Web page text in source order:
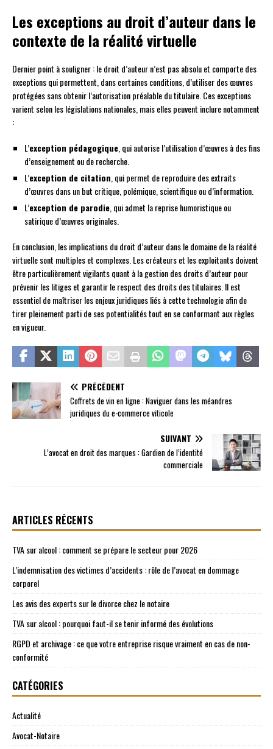
Les exceptions au droit d’auteur dans le
contexte de la réalité virtuelle
Dernier point à souligner : le droit d’auteur n’est pas absolu et comporte des
exceptions qui permettent, dans certaines conditions, d’utiliser des œuvres
protégées sans obtenir l’autorisation préalable du titulaire. Ces exceptions
varient selon les législations nationales, mais elles peuvent inclure notamment
:
L’exception pédagogique , qui autorise l’utilisation d’œuvres à des fins
d’enseignement ou de recherche.
L’exception de citation , qui permet de reproduire des extraits
d’œuvres dans un but critique, polémique, scientifique ou d’information.
L’exception de parodie , qui admet la reprise humoristique ou
satirique d’œuvres originales.
En conclusion, les implications du droit d’auteur dans le domaine de la réalité
virtuelle sont multiples et complexes. Les créateurs et les exploitants doivent
être particulièrement vigilants quant à la gestion des droits d’auteur pour
prévenir les litiges et garantir le respect des droits des titulaires. Il est
essentiel de maîtriser les enjeux juridiques liés à cette technologie afin de
tirer pleinement parti de ses potentialités tout en se conformant aux règles
en vigueur.
PRÉCÉDENT
Coffrets de vin en ligne : Naviguer dans les méandres
juridiques du e-commerce viticole
SUIVANT
L’avocat en droit des marques : Gardien de l’identité
commerciale
ARTICLES RÉCENTS
TVA sur alcool : comment se prépare le secteur pour 2026
L’indemnisation des victimes d’accidents : rôle de l’avocat en dommage
corporel
Les avis des experts sur le divorce chez le notaire
TVA sur alcool : pourquoi faut-il se tenir informé des évolutions
RGPD et archivage : ce que votre entreprise risque vraiment en cas de non-
conformité
CATÉGORIES
Actualité
Avocat-Notaire